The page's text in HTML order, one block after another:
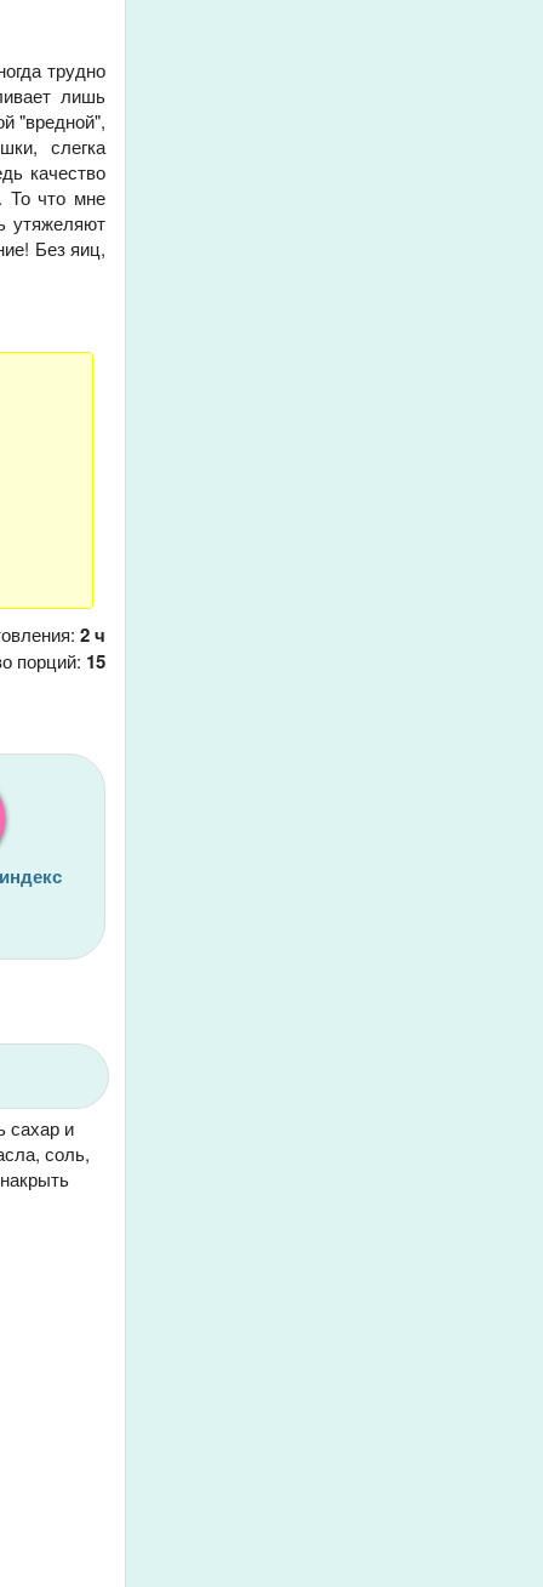
трудно
лишь
"вредной",
слегка
качество
То что мне
утяжеляют
Без яиц,
2 ч
порций: 15
сахар и
соль,